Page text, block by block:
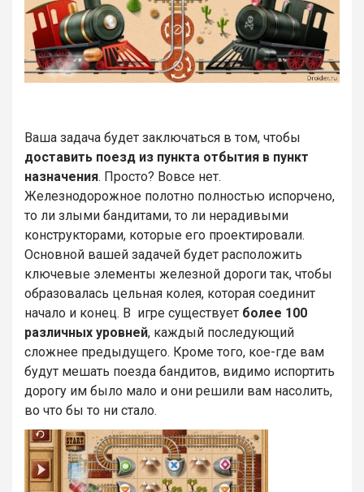
Ваша задача будет заключаться в том, чтобы
доставить поезд из пункта отбытия в пункт
назначения. Просто? Вовсе нет.
Железнодорожное полотно полностью испорчено,
то ли злыми бандитами, то ли нерадивыми
конструкторами, которые его проектировали.
Основной вашей задачей будет расположить
ключевые элементы железной дороги так, чтобы
образовалась цельная колея, которая соединит
начало и конец. В игре существует более 100
различных уровней, каждый последующий
сложнее предыдущего. Кроме того, кое-где вам
будут мешать поезда бандитов, видимо испортить
дорогу им было мало и они решили вам насолить,
во что бы то ни стало.